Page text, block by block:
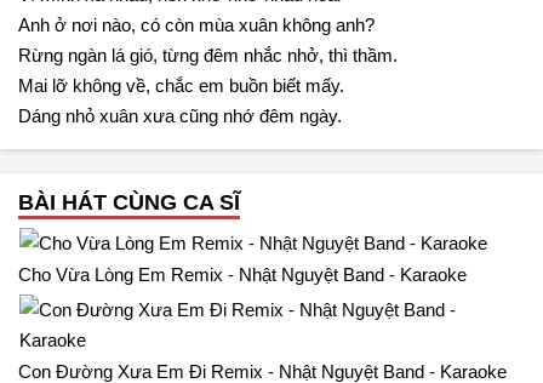
Anh ở nơi nào, có còn mùa xuân không anh?
Rừng ngàn lá gió, từng đêm nhắc nhở, thì thầm.
Mai lỡ không về, chắc em buồn biết mấy.
Dáng nhỏ xuân xưa cũng nhớ đêm ngày.
BÀI HÁT CÙNG CA SĨ
Cho Vừa Lòng Em Remix - Nhật Nguyệt Band - Karaoke
Con Đường Xưa Em Đi Remix - Nhật Nguyệt Band - Karaoke